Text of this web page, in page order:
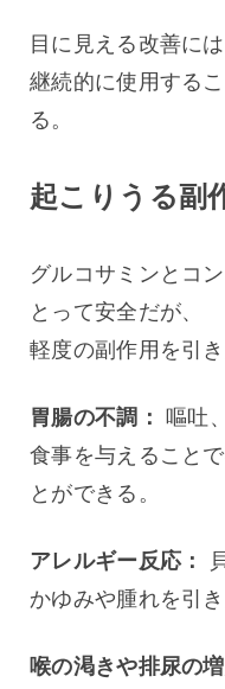
目に見える改善に
継続的に使用する
る。
起こりうる副
グルコサミンとコ
とって安全だが、
軽度の副作用を引
胃腸の不調： 嘔吐
食事を与えること
とができる。
アレルギー反応：
かゆみや腫れを引
喉の渇きや排尿の増